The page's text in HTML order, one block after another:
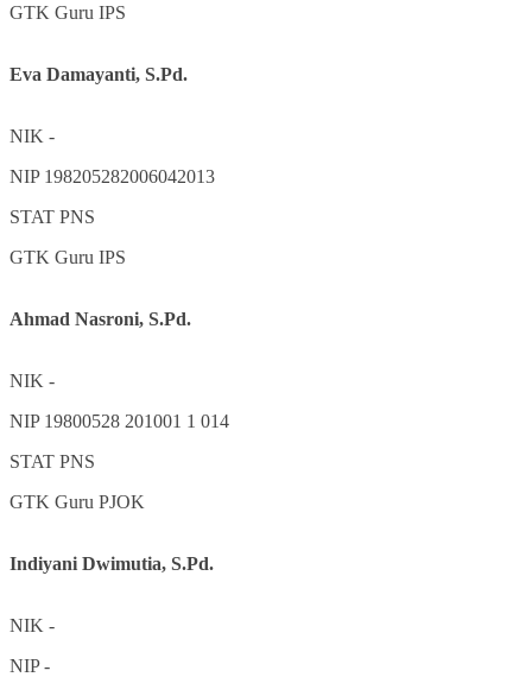
GTK Guru IPS
Eva Damayanti, S.Pd.
NIK -
NIP 198205282006042013
STAT PNS
GTK Guru IPS
Ahmad Nasroni, S.Pd.
NIK -
NIP 19800528 201001 1 014
STAT PNS
GTK Guru PJOK
Indiyani Dwimutia, S.Pd.
NIK -
NIP-